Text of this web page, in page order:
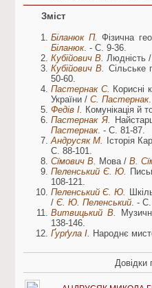
Зміст
Біланюк П. Фізична
Біланюк. - С. 9-36.
Кубійович В. Людність /
Кубійович В.
Сільське
50-60.
Пастернак С. Корисні
України / С. Пастернак
Федів І. Комунікація й
Пастернак Я.
Пастернак. - С. 81-87.
Андрусяк М.
Історія
С. 88-101.
Сїмович В. Мова / В.
Пеленський Є. Ю.
108-121.
Пеленський Є. Ю.
/ Є. Ю. Пеленський . -
Витвицький В.
138-146.
Ґурґула І. Народнє
Довідки